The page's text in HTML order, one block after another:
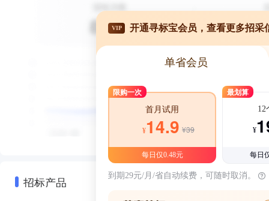
招标产品
VIP 开通寻标宝会员，查看更多招采
单省会员
限购一次
首月试用
¥14.9 ¥39
每日仅0.48元
最划算
12
¥
每日
到期29元/月/省自动续费，可随时取消。